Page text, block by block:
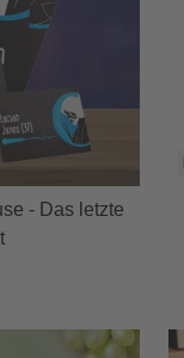
- Das letzte